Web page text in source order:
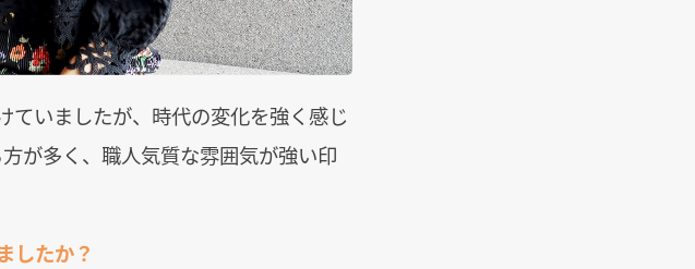
ていましたが、時代の変化を強く感じ
が多く、職人気質な雰囲気が強い印
したか？